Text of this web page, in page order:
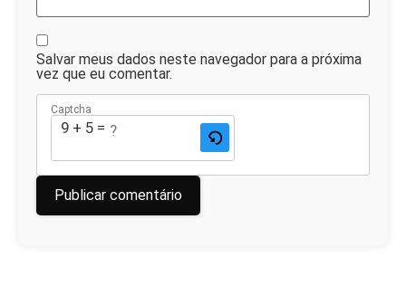
Salvar meus dados neste navegador para a próxima
vez que eu comentar.
Captcha
9 + 5 = ?